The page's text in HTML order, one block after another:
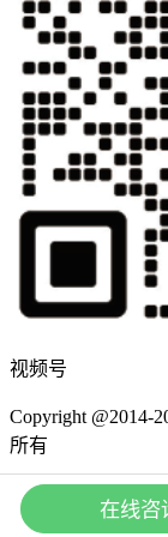
视频号
Copyright @2014-
所有
粤ICP备15078704号
网站地图
在线咨